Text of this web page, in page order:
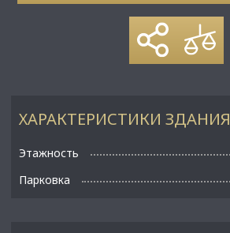
ХАРАКТЕРИСТИКИ ЗДАНИЯ
Этажность
Парковка